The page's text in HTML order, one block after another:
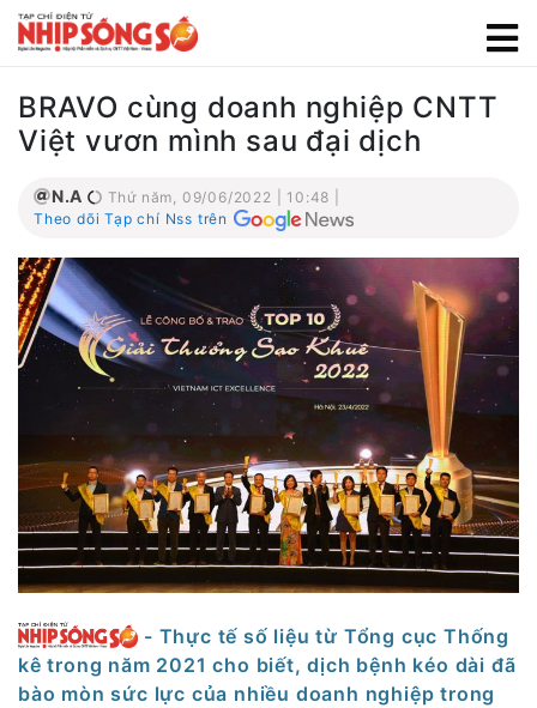
BRAVO cùng doanh nghiệp CNTT
Việt vươn mình sau đại dịch
N.A
Thứ năm, 09/06/2022 | 10:48 |
Theo dõi Tạp chí Nss trên
- Thực tế số liệu từ Tổng cục Thống
kê trong năm 2021 cho biết, dịch bệnh kéo dài đã
bào mòn sức lực của nhiều doanh nghiệp trong